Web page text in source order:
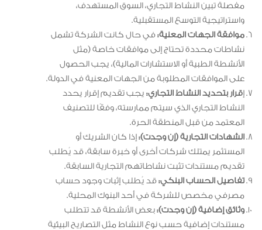
مفصلة تبين النشاط التجاري، السوق المستهدف،
واستراتيجية التوسع المستقبلية.
موافقة الجهات المعنية:في حال كانت الشركة تشمل
نشاطات محددة تحتاج إلى موافقات خاصة (مثل
الأنشطة الطبية أو الاستشارات المالية)، يجب الحصول
على الموافقات المطلوبة من الجهات المعنية في الدولة.
إقرار بتحديد النشاط التجاري: يجب تقديم إقرار يحدد
النشاط التجاري الذي سيتم ممارسته، وفقًا للتصنيف
المعتمد من قبل المنطقة الحرة.
الشهادات التجارية (إن وجدت):إذا كان الشريك أو
المستثمر يمتلك شركات أخرى أو خبرة سابقة، قد يُطلب
تقديم مستندات تثبت نشاطاتهم التجارية السابقة.
تفاصيل الحساب البنكي:قد يُطلب إثبات وجود حساب
مصرفي مخصص للشركة في أحد البنوك المحلية.
وثائق إضافية (إن وجدت):بعض الأنشطة قد تتطلب
مستندات إضافية حسب نوع النشاط مثل التصاريح البيئية